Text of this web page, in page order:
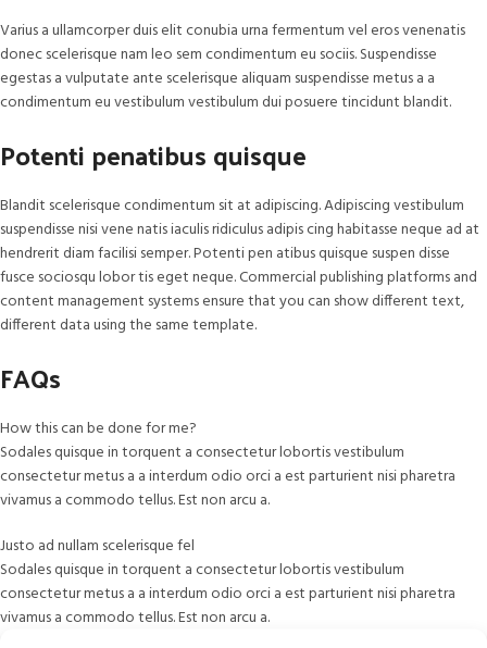
Varius a ullamcorper duis elit conubia urna fermentum vel eros venenatis
donec scelerisque nam leo sem condimentum eu sociis. Suspendisse
egestas a vulputate ante scelerisque aliquam suspendisse metus a a
condimentum eu vestibulum vestibulum dui posuere tincidunt blandit.
Potenti penatibus quisque
Blandit scelerisque condimentum sit at adipiscing. Adipiscing vestibulum
suspendisse nisi vene natis iaculis ridiculus adipis cing habitasse neque ad at
hendrerit diam facilisi semper. Potenti pen atibus quisque suspen disse
fusce sociosqu lobor tis eget neque. Commercial publishing platforms and
content management systems ensure that you can show different text,
different data using the same template.
FAQs
How this can be done for me?
Sodales quisque in torquent a consectetur lobortis vestibulum
consectetur metus a a interdum odio orci a est parturient nisi pharetra
vivamus a commodo tellus. Est non arcu a.
Justo ad nullam scelerisque fel
Sodales quisque in torquent a consectetur lobortis vestibulum
consectetur metus a a interdum odio orci a est parturient nisi pharetra
vivamus a commodo tellus. Est non arcu a.